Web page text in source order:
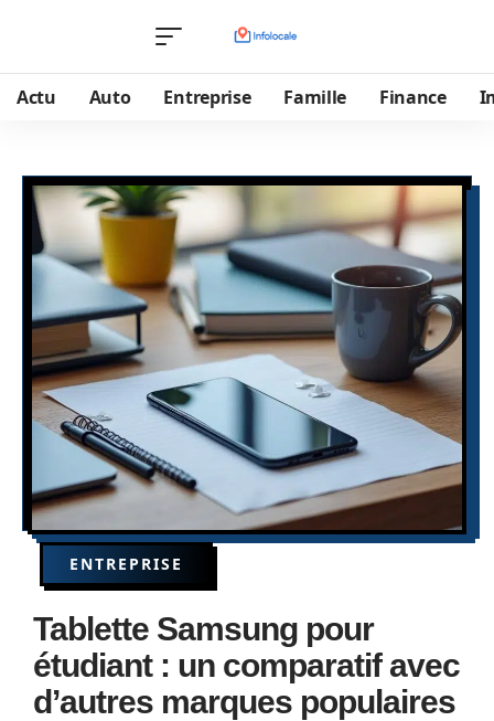
Actu Auto Entreprise Famille Finance
ENTREPRISE
Tablette Samsung pour
étudiant : un comparatif avec
d’autres marques populaires